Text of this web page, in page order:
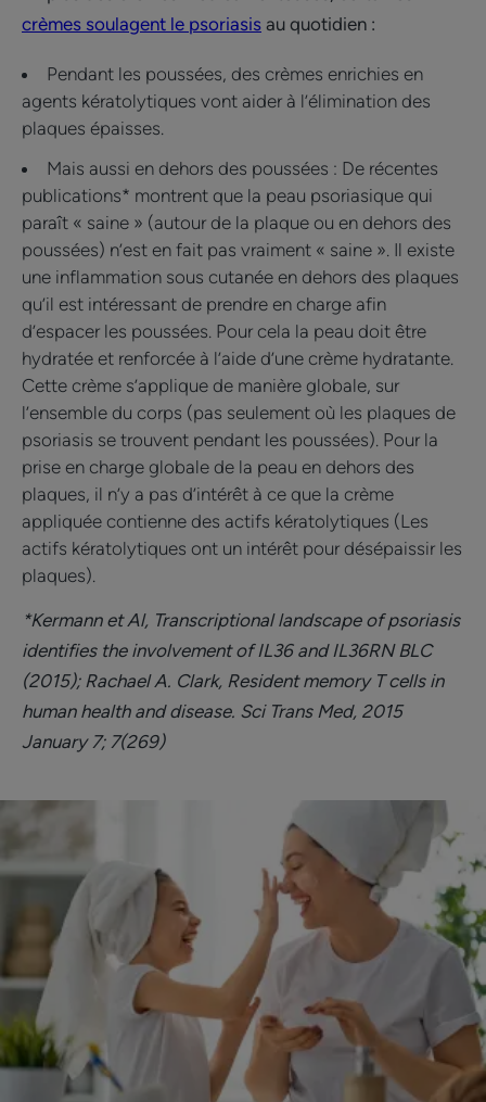
crèmes soulagent le psoriasis au quotidien :
Pendant les poussées, des crèmes enrichies en
agents kératolytiques vont aider à l’élimination des
plaques épaisses.
Mais aussi en dehors des poussées : De récentes
publications* montrent que la peau psoriasique qui
paraît « saine » (autour de la plaque ou en dehors des
poussées) n’est en fait pas vraiment « saine ». Il existe
une inflammation sous cutanée en dehors des plaques
qu’il est intéressant de prendre en charge afin
d’espacer les poussées. Pour cela la peau doit être
hydratée et renforcée à l’aide d’une crème hydratante.
Cette crème s’applique de manière globale, sur
l’ensemble du corps (pas seulement où les plaques de
psoriasis se trouvent pendant les poussées). Pour la
prise en charge globale de la peau en dehors des
plaques, il n’y a pas d’intérêt à ce que la crème
appliquée contienne des actifs kératolytiques (Les
actifs kératolytiques ont un intérêt pour désépaissir les
plaques).
*Kermann et Al, Transcriptional landscape of psoriasis
identifies the involvement of IL36 and IL36RN BLC
(2015); Rachael A. Clark, Resident memory T cells in
human health and disease. Sci Trans Med, 2015
January 7; 7(269)